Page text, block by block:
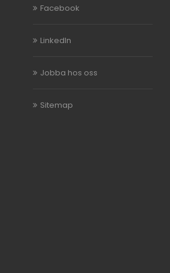
Facebook
LinkedIn
Jobba hos oss
Sitemap